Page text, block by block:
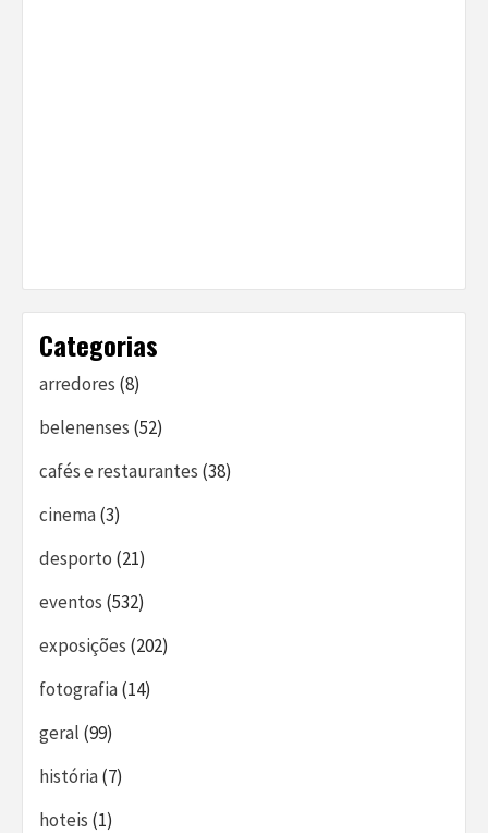
Categorias
arredores (8)
belenenses (52)
cafés e restaurantes (38)
cinema(3)
desporto (21)
eventos (532)
exposições (202)
fotografia(14)
geral (99)
história(7)
hoteis (1)